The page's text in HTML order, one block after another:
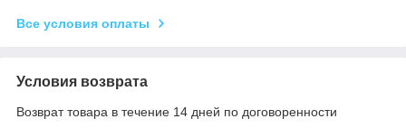
Все условия оплаты
Условия возврата
Возврат товара в течение 14 дней по договоренности